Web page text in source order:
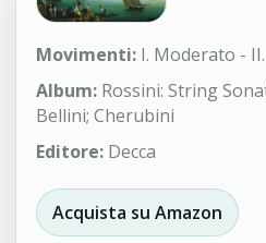
Movimenti: I. Moderato -
Album: Rossini: String
Bellini; Cherubini
Editore: Decca
Acquista su Amazon